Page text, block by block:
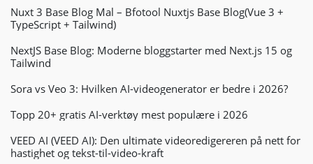
Nuxt 3 Base Blog Mal – Bfotool Nuxtjs Base Blog(Vue 3 +
TypeScript + Tailwind)
NextJS Base Blog: Moderne bloggstarter med Next.js 15 og
Tailwind
Sora vs Veo 3: Hvilken AI-videogenerator er bedre i 2026?
Topp 20+ gratis AI-verktøy mest populære i 2026
VEED AI (VEED AI): Den ultimate videoredigereren på nett for
hastighet og tekst-til-video-kraft